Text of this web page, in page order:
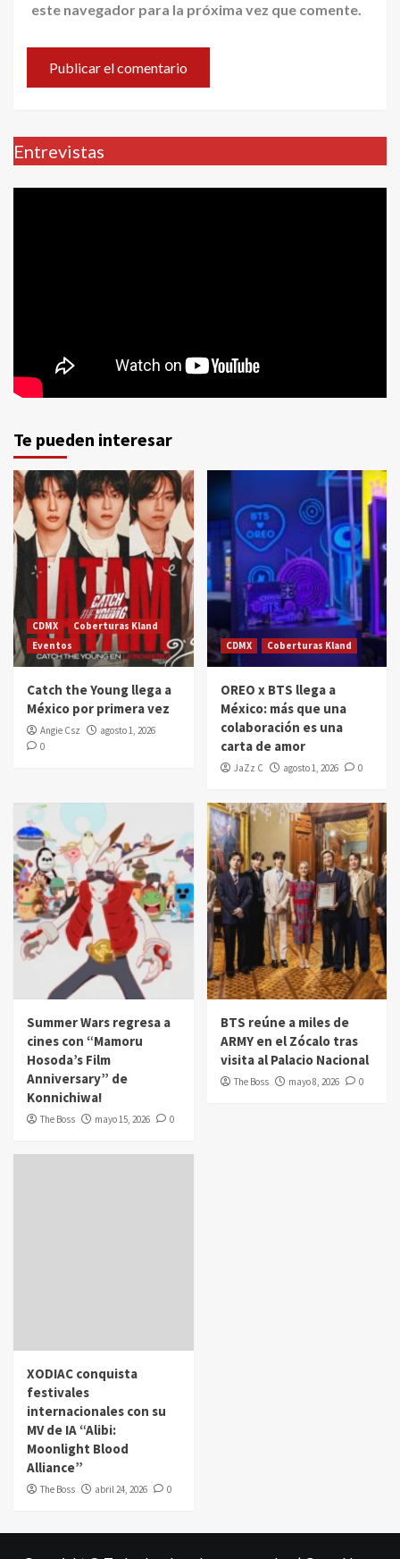
este navegador para la próxima vez que comente.
Entrevistas
Te pueden interesar
CDMX
Coberturas Kland
Eventos
Catch the Young llega a
México por primera vez
Angie Csz
agosto 1, 2026
0
CDMX Coberturas Kland
OREO x BTS llega a
México: más que una
colaboración es una
carta de amor
JaZz C agosto 1, 2026 0
Summer Wars regresa a
cines con “Mamoru
Hosoda’s Film
Anniversary” de
Konnichiwa!
The Boss mayo 15, 2026 0
BTS reúne a miles de
ARMY en el Zócalo tras
visita al Palacio Nacional
The Boss mayo 8, 2026 0
XODIAC conquista
festivales
internacionales con su
MV de IA “Alibi:
Moonlight Blood
Alliance”
The Boss abril 24, 2026 0